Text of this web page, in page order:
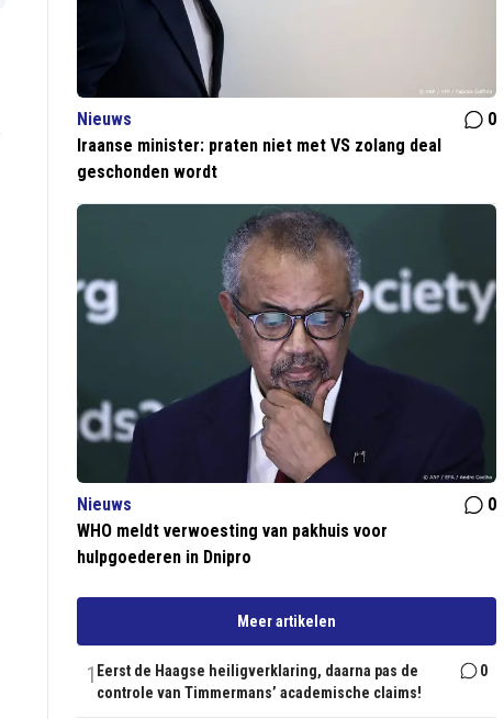
Nieuws
0
Iraanse minister: praten niet met VS zolang deal
geschonden wordt
Nieuws
0
WHO meldt verwoesting van pakhuis voor
hulpgoederen in Dnipro
Meer artikelen
1 Eerst de Haagse heiligverklaring, daarna pas de
controle van Timmermans’ academische claims!
0